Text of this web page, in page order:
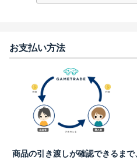
お支払い方法
商品の引き渡しが確認できるま